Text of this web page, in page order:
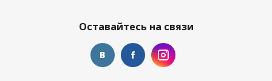
Оставайтесь на связи